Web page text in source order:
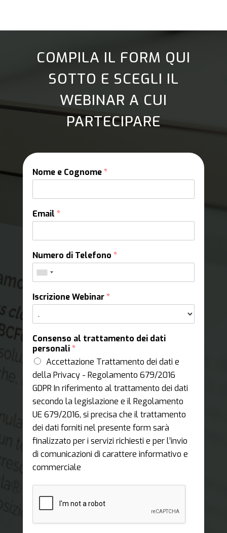
COMPILA IL FORM QUI
SOTTO E SCEGLI IL
WEBINAR A CUI
PARTECIPARE
Nome e Cognome*
Email *
Numero di Telefono *
Iscrizione Webinar*
Consenso al trattamento dei dati
personali*
Accettazione Trattamento dei dati e
della Privacy - Regolamento 679/2016
GDPR In riferimento al trattamento dei dati
secondo la legislazione e il Regolamento
UE 679/2016, si precisa che il trattamento
dei dati forniti nel presente form sarà
finalizzato per i servizi richiesti e per l’invio
di comunicazioni di carattere informativo e
commerciale